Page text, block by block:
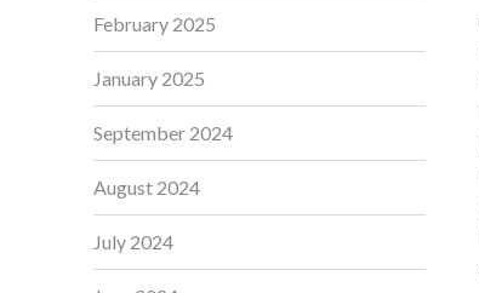
February 2025
January 2025
September 2024
August 2024
July 2024